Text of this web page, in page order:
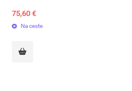
75,60 €
Na ceste